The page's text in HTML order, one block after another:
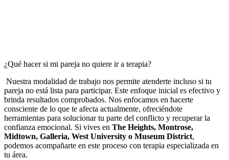
¿Qué hacer si mi pareja no quiere ir a terapia?
Nuestra modalidad de trabajo nos permite atenderte incluso si tu
pareja no está lista para participar. Este enfoque inicial es efectivo y
brinda resultados comprobados. Nos enfocamos en hacerte
consciente de lo que te afecta actualmente, ofreciéndote
herramientas para solucionar tu parte del conflicto y recuperar la
confianza emocional. Si vives en The Heights, Montrose,
Midtown, Galleria, West University o Museum District,
podemos acompañarte en este proceso con terapia especializada en
tu área.